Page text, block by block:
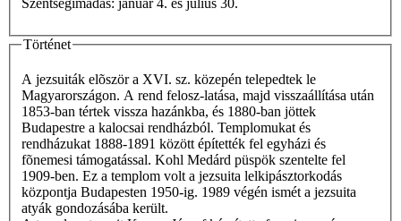
Történet
A jezsuiták elõször a XVI. sz. közepén telepedtek le
Magyarországon. A rend felosz-latása, majd visszaállítása után
1853-ban tértek vissza hazánkba, és 1880-ban jöttek
Budapestre a kalocsai rendházból. Templomukat és
rendházukat 1888-1891 között építették fel egyházi és
fõnemesi támogatással. Kohl Medárd püspök szentelte fel
1909-ben. Ez a templom volt a jezsuita lelkipásztorkodás
központja Budapesten 1950-ig. 1989 végén ismét a jezsuita
atyák gondozásába került.